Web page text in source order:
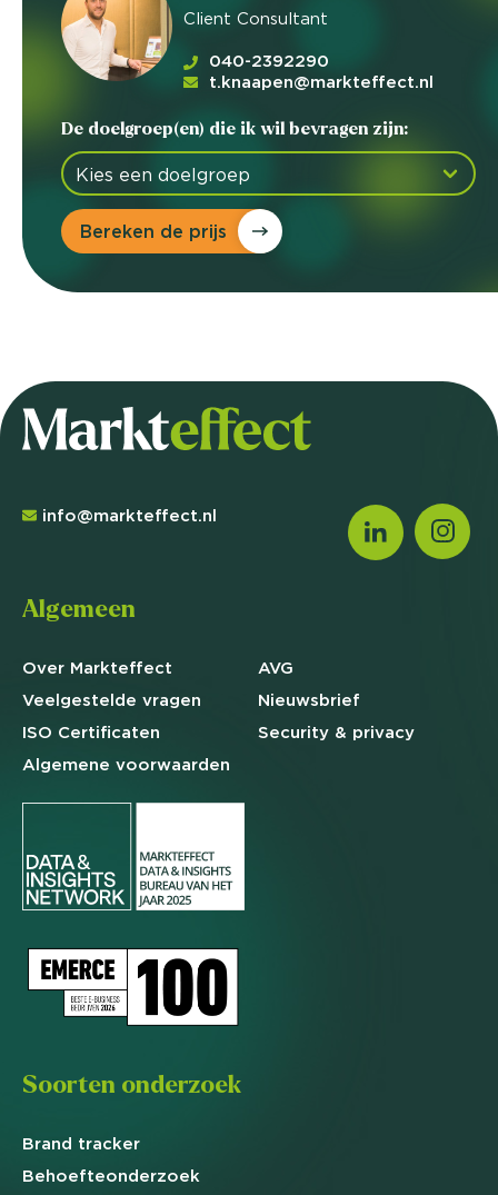
Client Consultant
040-2392290
t.knaapen@markteffect.nl
De doelgroep(en) die ik wil bevragen zijn:
Bereken de prijs
info@markteffect.nl
Algemeen
Over Markteffect
Veelgestelde vragen
ISO Certificaten
Algemene voorwaarden
AVG
Nieuwsbrief
Security & privacy
Soorten onderzoek
Brand tracker
Behoefteonderzoek